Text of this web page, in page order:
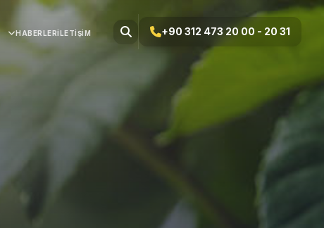
HABERLERİLETIŞIM +90 312 473 20 00 - 20 31